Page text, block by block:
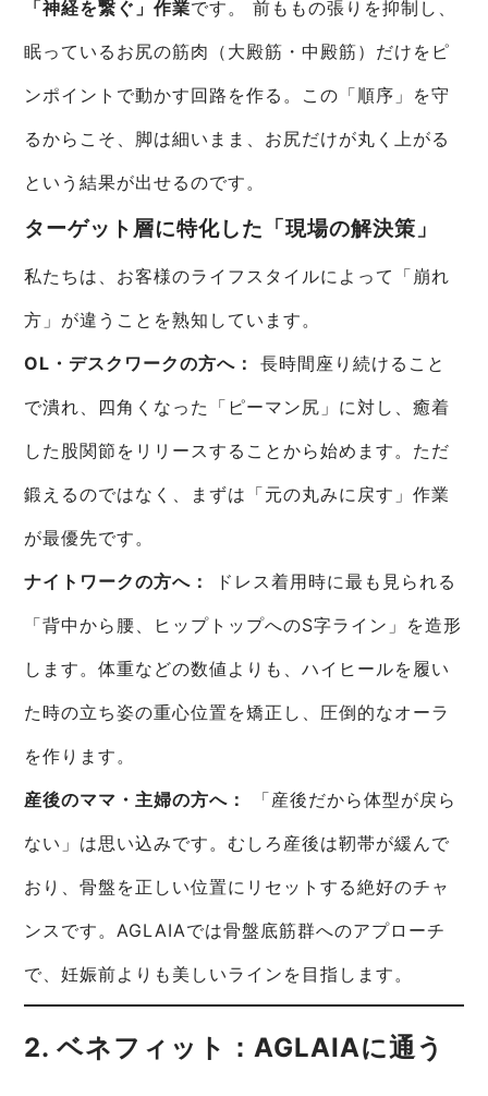
「神経を繋ぐ」作業です。 前ももの張りを抑制し、
眠っているお尻の筋肉（大殿筋・中殿筋）だけをピ
ンポイントで動かす回路を作る。この「順序」を守
るからこそ、脚は細いまま、お尻だけが丸く上がる
という結果が出せるのです。
ターゲット層に特化した「現場の解決策」
私たちは、お客様のライフスタイルによって「崩れ
方」が違うことを熟知しています。
OL・デスクワークの方へ：
長時間座り続けること
で潰れ、四角くなった「ピーマン尻」に対し、癒着
した股関節をリリースすることから始めます。ただ
鍛えるのではなく、まずは「元の丸みに戻す」作業
が最優先です。
ナイトワークの方へ：
ドレス着用時に最も見られる
「背中から腰、ヒップトップへのS字ライン」を造形
します。体重などの数値よりも、ハイヒールを履い
た時の立ち姿の重心位置を矯正し、圧倒的なオーラ
を作ります。
産後のママ・主婦の方へ：
「産後だから体型が戻ら
ない」は思い込みです。むしろ産後は靭帯が緩んで
おり、骨盤を正しい位置にリセットする絶好のチャ
ンスです。AGLAIAでは骨盤底筋群へのアプローチ
で、妊娠前よりも美しいラインを目指します。
2. ベネフィット：AGLAIAに通う